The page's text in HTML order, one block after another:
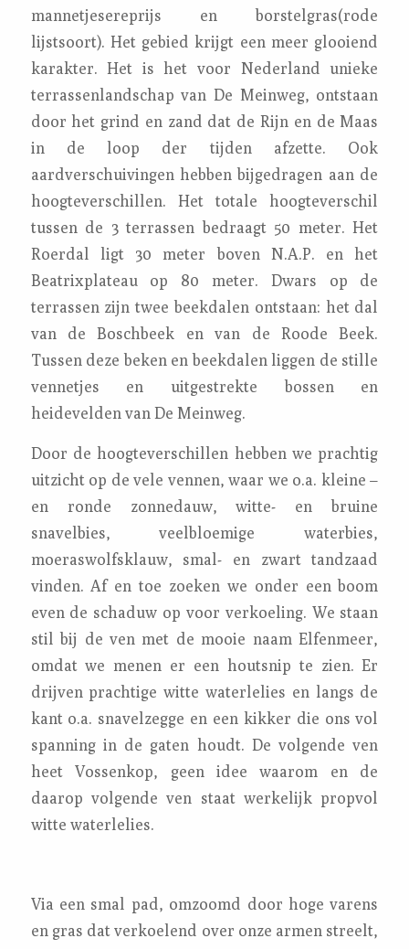
mannetjesereprijs en borstelgras(rode
lijstsoort). Het gebied krijgt een meer glooiend
karakter. Het is het voor Nederland unieke
terrassenlandschap van De Meinweg, ontstaan
door het grind en zand dat de Rijn en de Maas
in de loop der tijden afzette. Ook
aardverschuivingen hebben bijgedragen aan de
hoogteverschillen. Het totale hoogteverschil
tussen de 3 terrassen bedraagt 50 meter. Het
Roerdal ligt 30 meter boven N.A.P. en het
Beatrixplateau op 80 meter. Dwars op de
terrassen zijn twee beekdalen ontstaan: het dal
van de Boschbeek en van de Roode Beek.
Tussen deze beken en beekdalen liggen de stille
vennetjes en uitgestrekte bossen en
heidevelden van De Meinweg.
Door de hoogteverschillen hebben we prachtig
uitzicht op de vele vennen, waar we o.a. kleine –
en ronde zonnedauw, witte- en bruine
snavelbies, veelbloemige waterbies,
moeraswolfsklauw, smal- en zwart tandzaad
vinden. Af en toe zoeken we onder een boom
even de schaduw op voor verkoeling. We staan
stil bij de ven met de mooie naam Elfenmeer,
omdat we menen er een houtsnip te zien. Er
drijven prachtige witte waterlelies en langs de
kant o.a. snavelzegge en een kikker die ons vol
spanning in de gaten houdt. De volgende ven
heet Vossenkop, geen idee waarom en de
daarop volgende ven staat werkelijk propvol
witte waterlelies.
Via een smal pad, omzoomd door hoge varens
en gras dat verkoelend over onze armen streelt,